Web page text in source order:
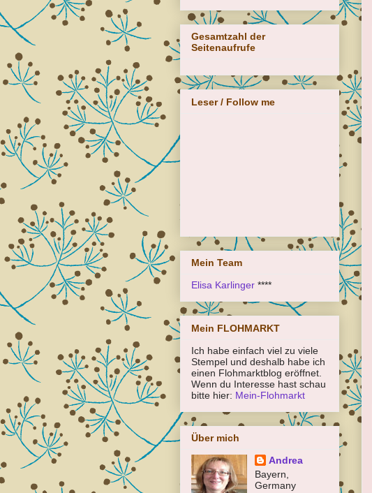
Gesamtzahl der
Seitenaufrufe
Leser / Follow me
Mein Team
Elisa Karlinger ****
Mein FLOHMARKT
Ich habe einfach viel zu viele
Stempel und deshalb habe ich
einen Flohmarktblog eröffnet.
Wenn du Interesse hast schau
bitte hier: Mein-Flohmarkt
Über mich
Andrea
Bayern,
Germany